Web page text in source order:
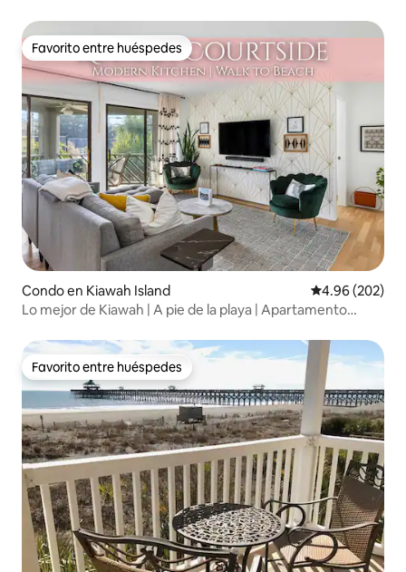
Favorito entre huéspedes
Favorito entre huéspedes
Condo en Kiawah Island Calificación
4.96 (202)
Lo mejor de Kiawah | A pie de la playa | Apartamento
Favorito entre huéspedes
Favorito entre huéspedes